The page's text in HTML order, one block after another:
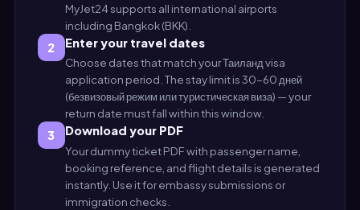
MyJet24 supports all international airports
including Bangkok (BKK).
2 Enter your travel dates
Choose dates that match your Таиланд visa
application period. The stay limit is 30-60 дней
(безвизовый режим или туристическая виза) — your
return date must fall within this window.
3 Download your PDF
Your dummy ticket PDF with passenger name,
booking reference, and flight details is generated
instantly. Use it for embassy submissions or
immigration checks.